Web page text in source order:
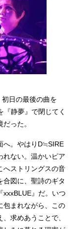
日の最後の曲を
『静夢』で閉じてく
った。
へ。やはりD≒SIRE
れない。温かいピア
へストリングスの音
合図に、聖詩のギタ
xxxBLUE』だ。いつ
包まれながら、この
求めあうことで、